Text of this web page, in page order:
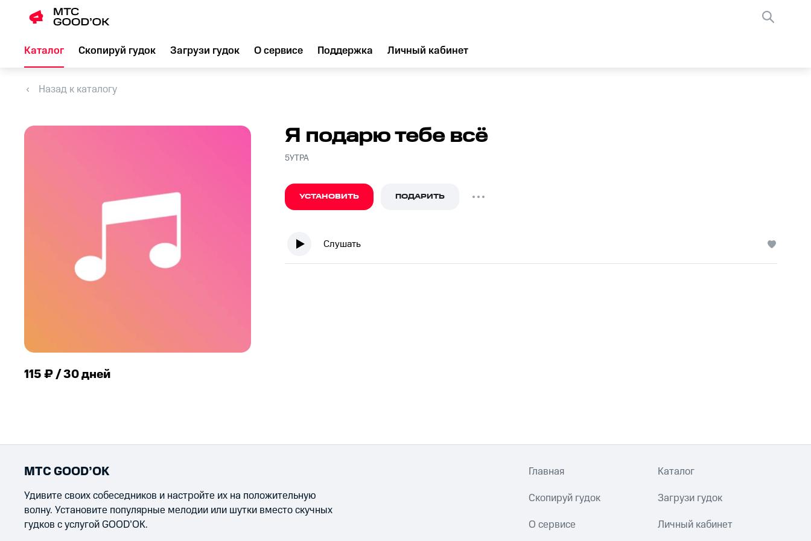
Каталог Скопируй гудок Загрузи гудок О сервисе Поддержка Личный кабинет
Назад к каталогу
115 ₽ / 30 дней
Я подарю тебе всё
5УТРА
УСТАНОВИТЬ ПОДАРИТЬ
Слушать
МТС GOOD’OK
Удивите своих собеседников и настройте их на положительную
волну. Установите популярные мелодии или шутки вместо скучных
гудков с услугой GOOD’OK.
Главная Каталог
Скопируй гудок Загрузи гудок
О сервисе Личный кабинет